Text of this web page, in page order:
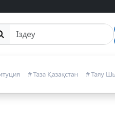
іздеу
# Таза Қазақстан # Таяу